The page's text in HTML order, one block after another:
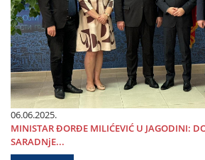
06.06.2025.
MINISTAR ĐORĐE MILIĆEVIĆ U ЈAGODINI:
SARADNjE...